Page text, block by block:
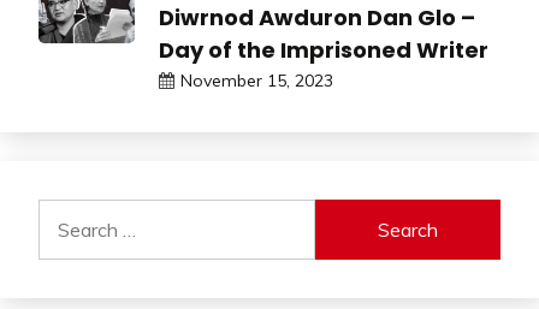
Diwrnod Awduron Dan Glo –
Day of the Imprisoned Writer
November 15, 2023
for: